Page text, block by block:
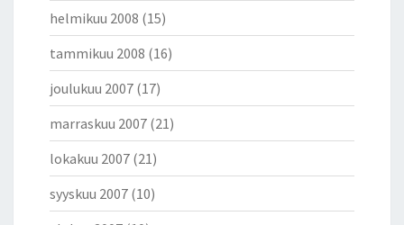
helmikuu 2008 (15)
tammikuu 2008 (16)
joulukuu 2007 (17)
marraskuu 2007 (21)
lokakuu 2007 (21)
syyskuu 2007 (10)